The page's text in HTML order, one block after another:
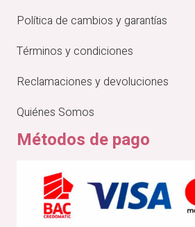
Política de cambios y garantías
Términos y condiciones
Reclamaciones y devoluciones
Quiénes Somos
Métodos de pago